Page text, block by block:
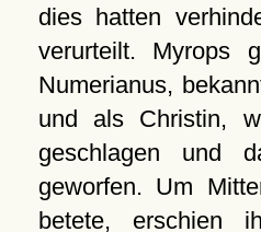
dies hatten
verurteilt. Myrops
Numerianus,
und als Christin,
geschlagen und
geworfen. Um
betete, erschien